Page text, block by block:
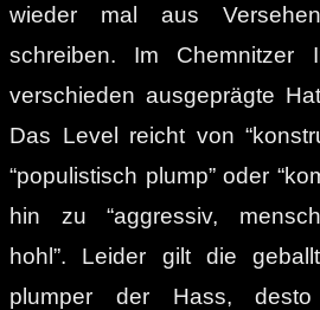
wieder mal aus
schreiben. Im Chemnitzer
verschieden ausgeprägte
Das Level reicht von
“populistisch plump” oder
hin zu “aggressiv,
hohl”. Leider gilt die
plumper der Hass, desto